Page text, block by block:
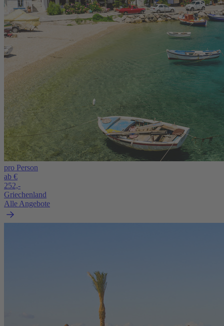
pro Person
ab €
252,-
Griechenland
Alle Angebote